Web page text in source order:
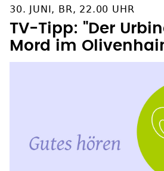
30. JUNI, BR, 22.00 UHR
TV-Tipp: "Der
Mord im